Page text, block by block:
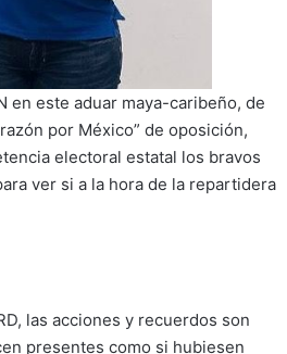
en este aduar maya-caribeño, de
por México” de oposición,
electoral estatal los bravos
ver si a la hora de la repartidera
las acciones y recuerdos son
presentes como si hubiesen